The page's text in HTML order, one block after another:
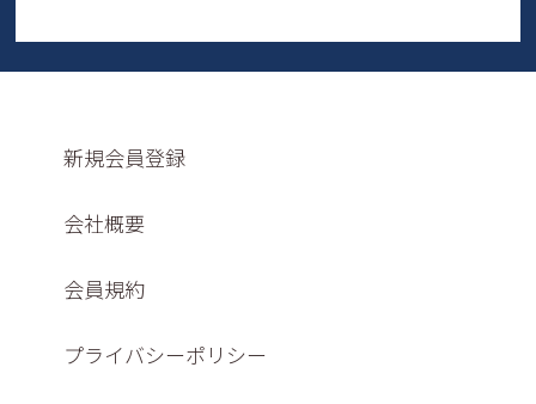
新規会員登録
会社概要
会員規約
プライバシーポリシー